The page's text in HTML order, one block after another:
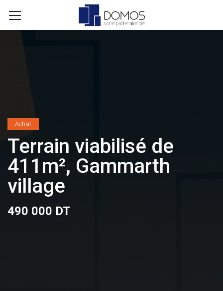
Achat
Terrain viabilisé de
411m², Gammarth
village
490 000 DT